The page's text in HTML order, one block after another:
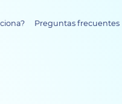
Preguntas frecuentes